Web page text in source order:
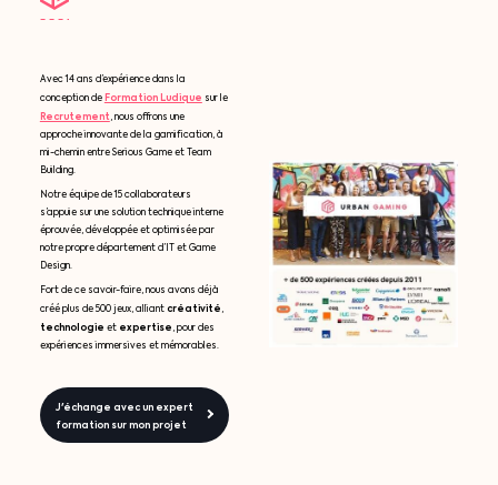
Avec 14 ans d’expérience dans la
conception deFormation Ludique sur le
Recrutement, nous offrons une
approche innovante de la gamification, à
mi-chemin entre Serious Game et Team
Building.
Notre équipe de 15 collaborateurs
s’appuie sur une solution technique interne
éprouvée, développée et optimisée par
notre propre département d’IT et Game
Design.
Fort de ce savoir-faire, nous avons déjà
créé plus de 500 jeux, alliantcréativité,
technologie et expertise, pour des
expériences immersives et mémorables.
J'échange avec un expert
formation sur mon projet